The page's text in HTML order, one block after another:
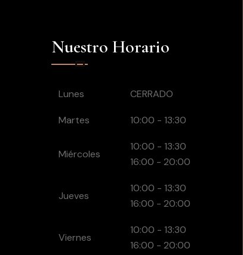
Nuestro Horario
Lunes CERRADO
Martes 10:00 - 13:30
Miércoles
10:00 - 13:30
16:00 - 20:00
Jueves
10:00 - 13:30
16:00 - 20:00
Viernes
10:00 - 13:30
16:00 - 20:00